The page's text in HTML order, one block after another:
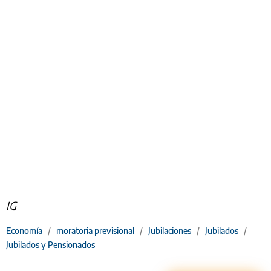
IG
Economía / moratoria previsional / Jubilaciones / Jubilados /
Jubilados y Pensionados